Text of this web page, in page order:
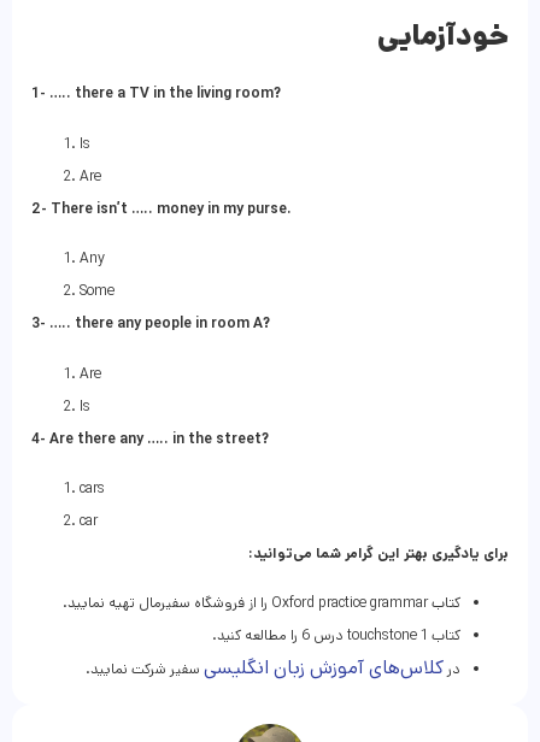
خودآزمایی
1- ….. there a TV in the living room?
Is
Are
2- There isn’t ….. money in my purse.
Any
Some
3- ….. there any people in room A?
Are
Is
4- Are there any ….. in the street?
cars
car
برای یادگیری بهتر این گرامر شما می‌توانید:
کتاب Oxford practice grammar را از فروشگاه سفیرمال تهیه نمایید.
کتاب touchstone 1 درس 6 را مطالعه کنید.
در کلاس‌های آموزش زبان انگلیسی سفیر شرکت نمایید.